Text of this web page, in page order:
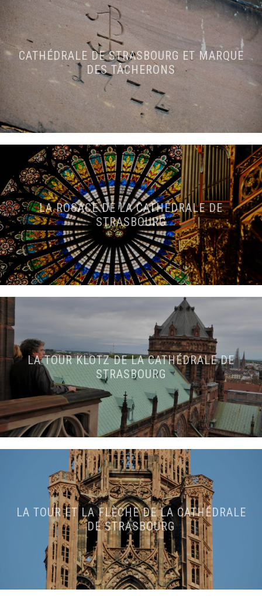
CATHÉDRALE DE STRASBOURG ET MARQUE
DES TÂCHERONS
LA ROSACE DE LA CATHÉDRALE DE
STRASBOURG
LA TOUR KLOTZ DE LA CATHÉDRALE DE
STRASBOURG
LA TOUR ET LA FLÈCHE DE LA CATHÉDRALE
DE STRASBOURG